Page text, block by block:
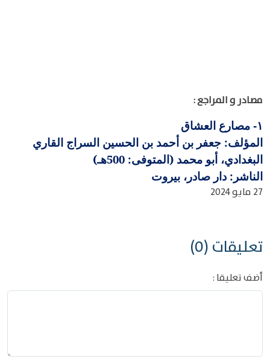
مصادر و المراجع :
١-
مصارع العشاق
المؤلف: جعفر بن أحمد بن الحسين السراج القاري
البغدادي، أبو محمد (المتوفى: 500هـ)
الناشر: دار صادر، بيروت
27 مايو 2024
تعليقات (0)
أضف تعليقا :